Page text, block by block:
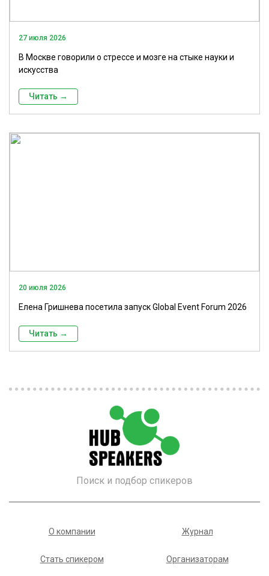
27 июля 2026
В Москве говорили о стрессе и мозге на стыке науки и
искусства
Читать →
20 июля 2026
Елена Гришнева посетила запуск Global Event Forum 2026
Читать →
Поиск и подбор спикеров
О компании Журнал
Стать спикером Организаторам